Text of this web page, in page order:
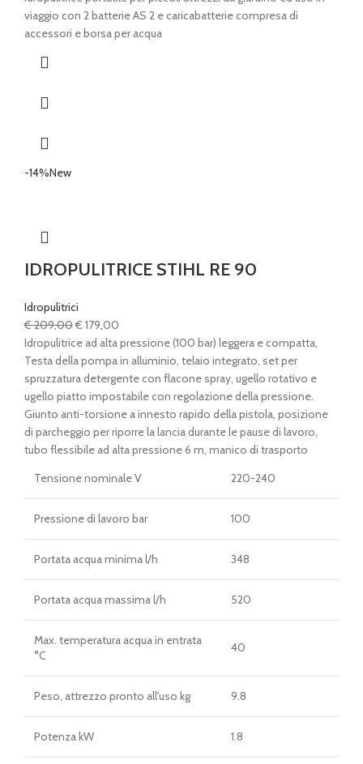
viaggio con 2 batterie AS 2 e caricabatterie compresa di
accessori e borsa per acqua
-14%New
IDROPULITRICE STIHL RE 90
Idropulitrici
€209,00Il
prezzo
originale
era:
€ 209,00.
€ 179,00
prezzo
attuale
è:
€ 179,00.
Idropulitrice ad alta pressione (100 bar) leggera e compatta,
Testa della pompa in alluminio, telaio integrato, set per
spruzzatura detergente con flacone spray, ugello rotativo e
ugello piatto impostabile con regolazione della pressione.
Giunto anti-torsione a innesto rapido della pistola, posizione
di parcheggio per riporre la lancia durante le pause di lavoro,
tubo flessibile ad alta pressione 6 m, manico di trasporto
Tensione nominale V
220-240
Pressione di lavoro bar 100
Portata acqua minima l/h 348
Portata acqua massima l/h 520
Max. temperatura acqua in entrata
°C
40
Peso, attrezzo pronto all'uso kg 9.8
Potenza kW 1.8